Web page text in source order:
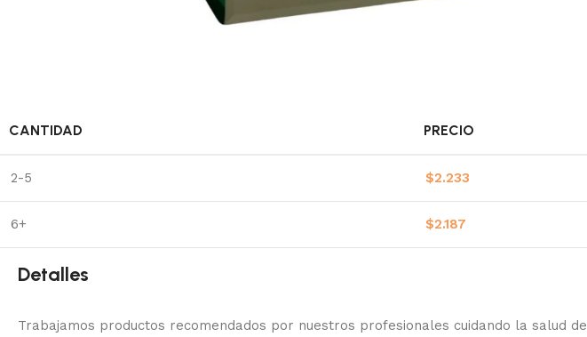
CANTIDAD PRECIO
2-5 $2.233
6+ $2.187
Detalles
Trabajamos productos recomendados por nuestros profesionales cuidando la salud de